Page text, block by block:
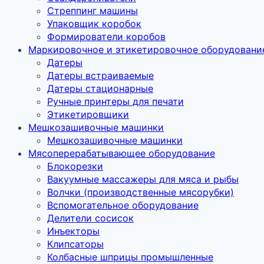
Стреппинг машины
Упаковщик коробок
Формирователи коробов
Маркировочное и этикетировочное
Датеры
Датеры встраиваемые
Датеры стационарные
Ручные принтеры для печати
Этикетировщики
Мешкозашивочные машинки
Мешкозашивочные машинки
Мясоперерабатывающее оборудование
Блокорезки
Вакуумные массажеры для мяса и рыбы
Волчки (производственные мясорубки)
Вспомогательное оборудование
Делители сосисок
Инъекторы
Клипсаторы
Колбасные шприцы промышленные